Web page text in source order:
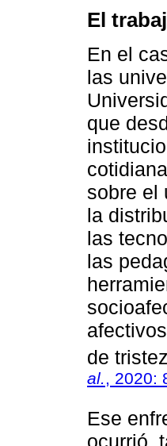
El
En el
las
que
sobre el
la
las
las
de
al., 2020:
Ese
ocurrió,